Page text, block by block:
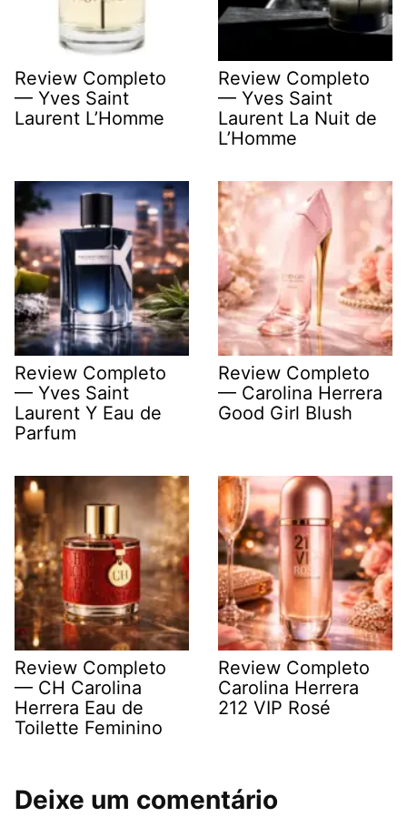
Review Completo
— Yves Saint
Laurent L’Homme
Review Completo
— Yves Saint
Laurent La Nuit de
L’Homme
Review Completo
— Yves Saint
Laurent Y Eau de
Parfum
Review Completo
— Carolina Herrera
Good Girl Blush
Review Completo
— CH Carolina
Herrera Eau de
Toilette Feminino
Review Completo
Carolina Herrera
212 VIP Rosé
Deixe um comentário